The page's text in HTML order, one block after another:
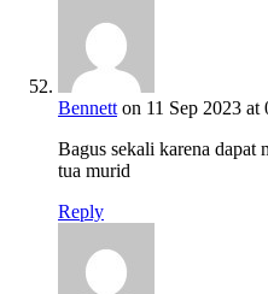
Bennett on 11 Sep 2023 at
Bagus sekali karena dapat
tua murid
Reply